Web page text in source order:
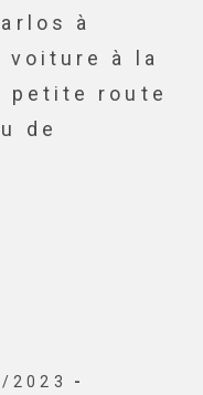
à
voiture à la
petite route
de
2023